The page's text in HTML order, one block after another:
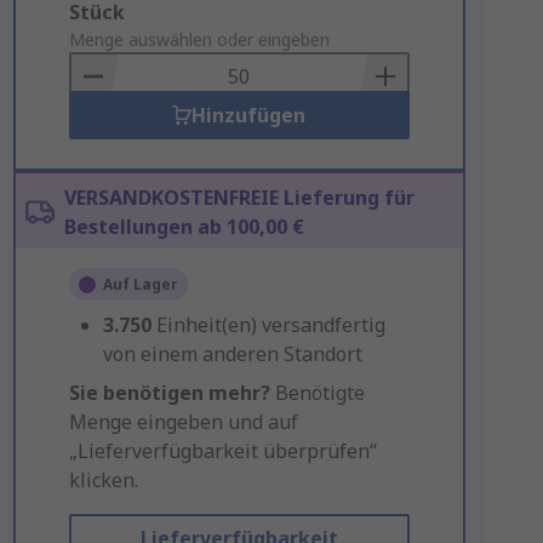
Add
to
Basket
Stück
Menge auswählen oder eingeben
Hinzufügen
VERSANDKOSTENFREIE Lieferung für
Bestellungen ab 100,00 €
Auf Lager
3.750 Einheit(en) versandfertig
von einem anderen Standort
Sie benötigen mehr? Benötigte
Menge eingeben und auf
„Lieferverfügbarkeit überprüfen“
klicken.